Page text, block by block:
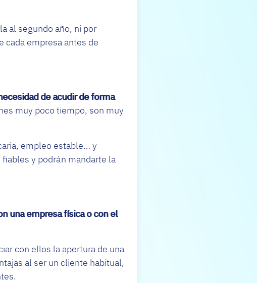
al segundo año, ni por
cada empresa antes de
de acudir de forma
muy poco tiempo, son muy
empleo estable… y
y podrán mandarte la
una empresa física o con el
con ellos la apertura de una
al ser un cliente habitual,